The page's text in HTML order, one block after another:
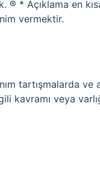
® * Açıklama en
vermektir.
tartışmalarda ve
kavramı veya